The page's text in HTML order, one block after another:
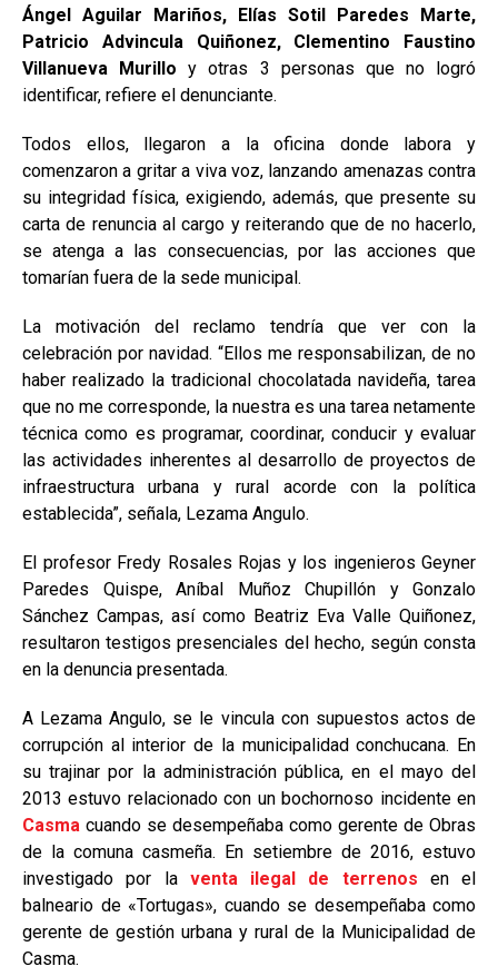
Ángel Aguilar Mariños, Elías Sotil Paredes Marte,
Patricio Advincula Quiñonez, Clementino Faustino
Villanueva Murillo y otras 3 personas que no logró
identificar, refiere el denunciante.
Todos ellos, llegaron a la oficina donde labora y
comenzaron a gritar a viva voz, lanzando amenazas contra
su integridad física, exigiendo, además, que presente su
carta de renuncia al cargo y reiterando que de no hacerlo,
se atenga a las consecuencias, por las acciones que
tomarían fuera de la sede municipal.
La motivación del reclamo tendría que ver con la
celebración por navidad. “Ellos me responsabilizan, de no
haber realizado la tradicional chocolatada navideña, tarea
que no me corresponde, la nuestra es una tarea netamente
técnica como es programar, coordinar, conducir y evaluar
las actividades inherentes al desarrollo de proyectos de
infraestructura urbana y rural acorde con la política
establecida”, señala, Lezama Angulo.
El profesor Fredy Rosales Rojas y los ingenieros Geyner
Paredes Quispe, Aníbal Muñoz Chupillón y Gonzalo
Sánchez Campas, así como Beatriz Eva Valle Quiñonez,
resultaron testigos presenciales del hecho, según consta
en la denuncia presentada.
A Lezama Angulo, se le vincula con supuestos actos de
corrupción al interior de la municipalidad conchucana. En
su trajinar por la administración pública, en el mayo del
2013 estuvo relacionado con un bochornoso incidente en
Casma cuando se desempeñaba como gerente de Obras
de la comuna casmeña. En setiembre de 2016, estuvo
investigado por la venta ilegal de terrenos en el
balneario de «Tortugas», cuando se desempeñaba como
gerente de gestión urbana y rural de la Municipalidad de
Casma.